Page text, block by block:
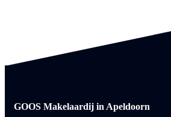
GOOS Makelaardij in Apeldoorn